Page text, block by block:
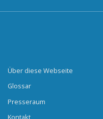
Über diese Webseite
Glossar
Presseraum
Kontakt